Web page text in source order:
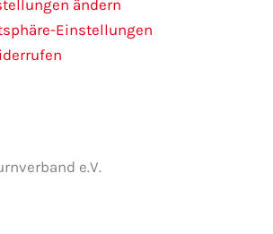
ändern
Einstellungen
e.V.